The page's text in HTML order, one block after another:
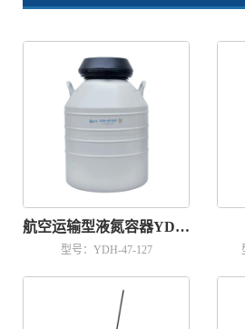
航空运输型液氮容器YDH-47-127
型号：YDH-47-127